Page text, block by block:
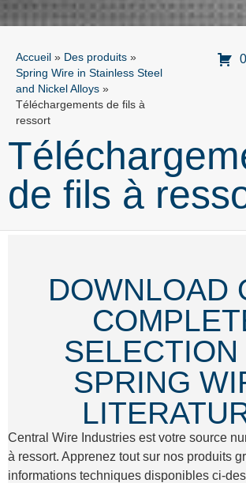
Accueil » Des produits »
Spring Wire in Stainless Steel
and Nickel Alloys »
Téléchargements de fils à
ressort
de fils à
DOWNLOAD
SELECTION
SPRING
Central Wire Industries est votre source
à ressort. Apprenez tout sur nos produits
informations techniques disponibles ci-